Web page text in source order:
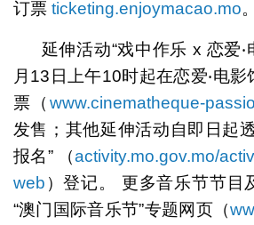
订票 ticketing.enjoymacao.mo。
延伸活动“戏中作乐 x 恋爱‧
月13日上午10时起在恋爱‧电
票（ www.cinematheque-
发售；其他延伸活动自即日起
报名” （activity.mo.gov.mo/
web ）登记。 更多音乐节节目
“澳门国际音乐节”专题网页（